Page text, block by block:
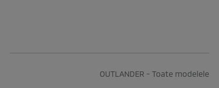
OUTLANDER - Toate modelele